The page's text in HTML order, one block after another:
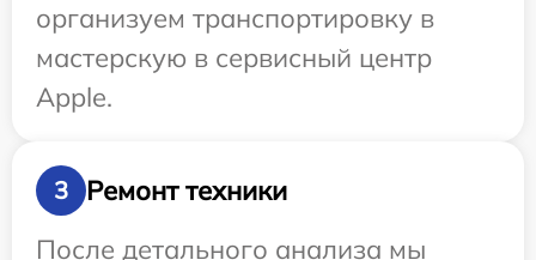
организуем транспортировку в
мастерскую в сервисный центр
Apple.
3
Ремонт техники
После детального анализа мы